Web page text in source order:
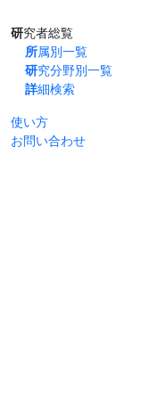
研究者総覧
所属別一覧
研究分野別一覧
詳細検索
使い方
お問い合わせ